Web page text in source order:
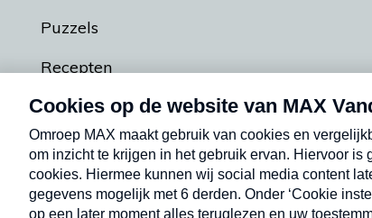
Puzzels
Recepten
Podcasts